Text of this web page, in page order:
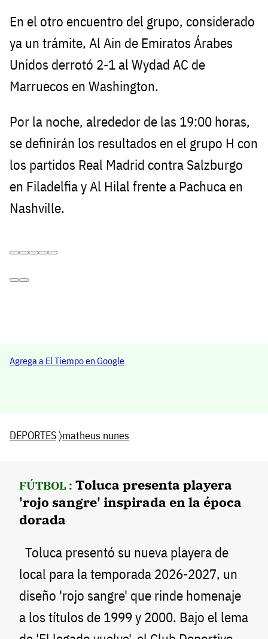
En el otro encuentro del grupo, considerado
ya un trámite, Al Ain de Emiratos Árabes
Unidos derrotó 2-1 al Wydad AC de
Marruecos en Washington.
Por la noche, alrededor de las 19:00 horas,
se definirán los resultados en el grupo H con
los partidos Real Madrid contra Salzburgo
en Filadelfia y Al Hilal frente a Pachuca en
Nashville.
Agrega a El Tiempo en Google
DEPORTES〉matheus nunes
FÚTBOL : Toluca presenta playera
'rojo sangre' inspirada en la época
dorada
Toluca presentó su nueva playera de
local para la temporada 2026-2027, un
diseño 'rojo sangre' que rinde homenaje
a los títulos de 1999 y 2000. Bajo el lema